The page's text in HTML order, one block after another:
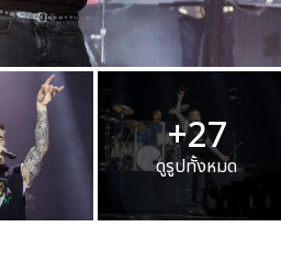
+27
ดูรูปทั้งหมด